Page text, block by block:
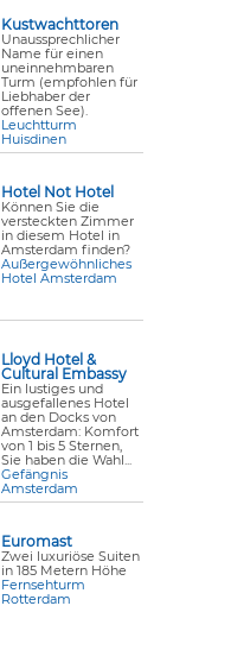
Kustwachttoren
Unaussprechlicher
Name für einen
uneinnehmbaren
Turm (empfohlen für
Liebhaber der
offenen See).
Leuchtturm
Huisdinen
Hotel Not Hotel
Können Sie die
versteckten Zimmer
in diesem Hotel in
Amsterdam finden?
Außergewöhnliches
Hotel Amsterdam
Lloyd Hotel &
Cultural Embassy
Ein lustiges und
ausgefallenes Hotel
an den Docks von
Amsterdam: Komfort
von 1 bis 5 Sternen,
Sie haben die Wahl...
Gefängnis
Amsterdam
Euromast
Zwei luxuriöse Suiten
in 185 Metern Höhe
Fernsehturm
Rotterdam